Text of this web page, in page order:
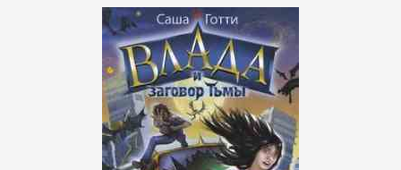
Исторические
любовные